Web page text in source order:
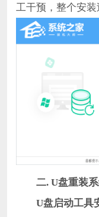
工干预，整个安装
二. U盘重装系
U盘启动工具